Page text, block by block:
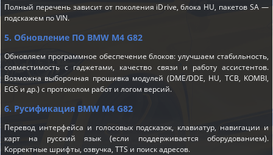
Полный перечень зависит от поколения iDrive, блока HU, пакетов SA —
подскажем по VIN.
5. Обновление ПО BMW M4 G82
Обновляем программное обеспечение блоков: улучшаем стабильность,
совместимость с гаджетами, качество связи и работу ассистентов.
Возможна выборочная прошивка модулей (DME/DDE, HU, TCB, KOMBI,
EGS и др.) с протоколом работ и логом версий.
6. Русификация BMW M4 G82
Перевод интерфейса и голосовых подсказок, клавиатур, навигации и
карт на русский язык (если поддерживается оборудованием).
Корректные шрифты, озвучка, TTS и поиск адресов.